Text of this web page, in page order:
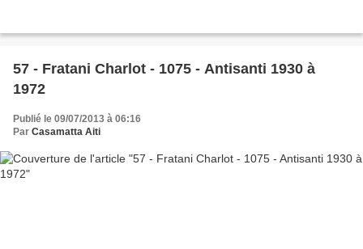
57 - Fratani Charlot - 1075 - Antisanti 1930 à
1972
Publié le 09/07/2013 à 06:16
Par Casamatta Aiti